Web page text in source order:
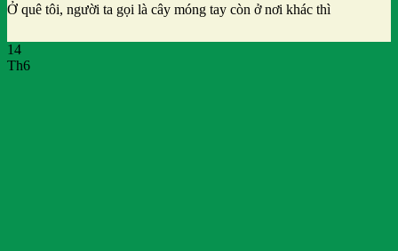
Ở quê tôi, người ta gọi là cây móng tay còn ở nơi khác thì
14
Th6